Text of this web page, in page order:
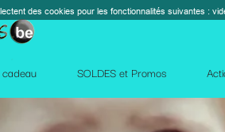
Action Facebook Blog Des
: vidéos, cartes, réseaux sociaux, calendrier,